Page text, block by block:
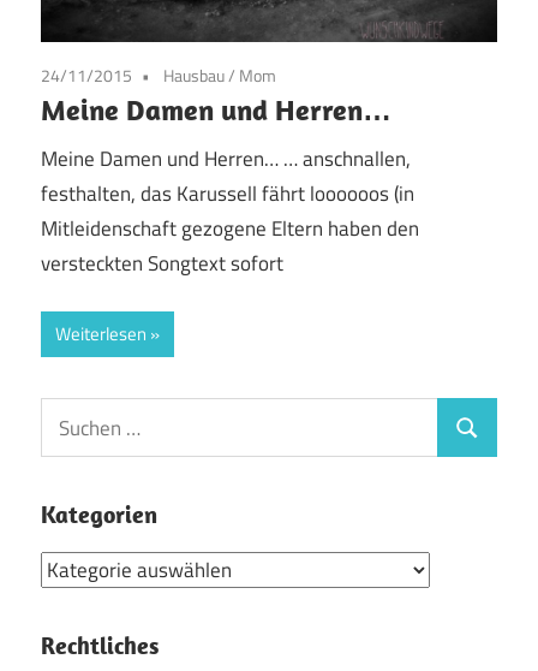
24/11/2015 Hausbau/ Mom
Meine Damen und Herren…
Meine Damen und Herren… … anschnallen,
festhalten, das Karussell fährt loooooos (in
Mitleidenschaft gezogene Eltern haben den
versteckten Songtext sofort
Weiterlesen
Suchen
nach:
Suchen
Kategorien
Kategorien
Rechtliches